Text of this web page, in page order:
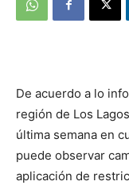
De acuerdo a lo
región de Los
última semana en
puede observar
aplicación de